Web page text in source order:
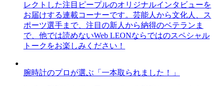
レクトした注目ピープルのオリジナルインタビューを
お届けする連載コーナーです。芸能人から文化人、ス
ポーツ選手まで、注目の新人から納得のベテランま
で、他では読めないWeb LEONならではのスペシャル
トークをお楽しみください！
腕時計のプロが選ぶ「一本取られました！」